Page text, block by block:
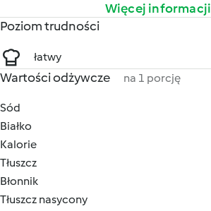
Więcej informacji
Poziom trudności
łatwy
Wartości odżywcze na 1 porcję
Sód
Białko
Kalorie
Tłuszcz
Błonnik
Tłuszcz nasycony